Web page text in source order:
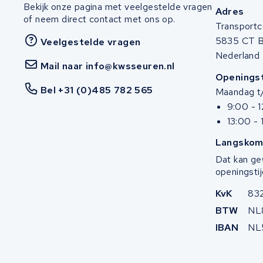
Stella
Winther
Bekijk onze pagina met veelgestelde vragen
of neem direct contact met ons op.
Veelgestelde vragen
Mail naar info@kwsseuren.nl
Bel +31 (0)485 782 565
Adres
5835 CT
Nederland
Maandag
9:00 -
13:00 -
Dat kan
KvK
BTW
IBAN